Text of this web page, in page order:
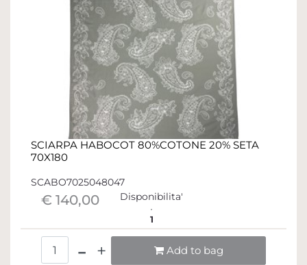
SCIARPA HABOCOT 80%COTONE 20% SETA
70X180
SCABO7025048047
€ 140,00 Disponibilita'
1
Add to bag